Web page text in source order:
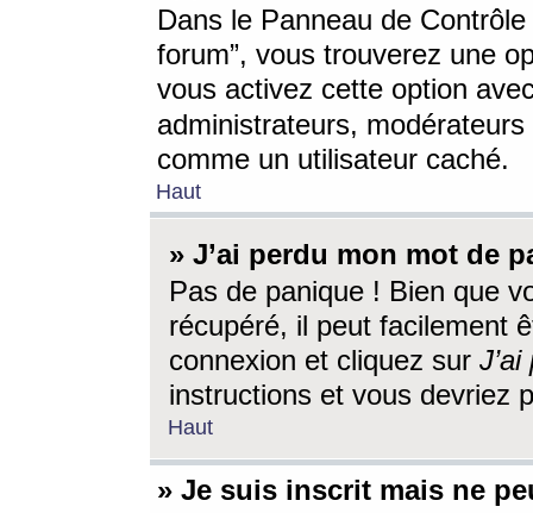
Dans le Panneau de
forum”, vous trouverez une
vous activez cette option
administrateurs,
comme un utilisateur caché.
Haut
» J’ai perdu mon mot de
Pas de panique ! Bien que
récupéré, il peut facilement
connexion et cliquez sur
instructions et vous devriez
Haut
» Je suis inscrit mais ne